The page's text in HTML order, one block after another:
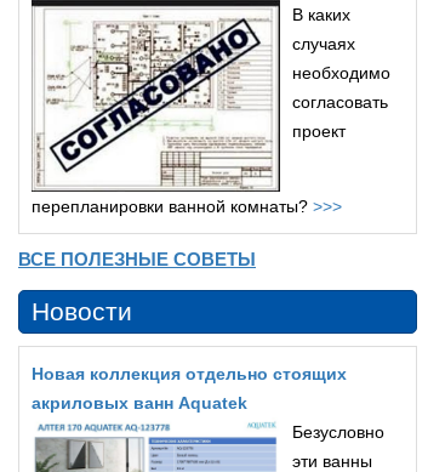
В каких
случаях
необходимо
согласовать
проект
перепланировки ванной комнаты? >>>
ВСЕ ПОЛЕЗНЫЕ СОВЕТЫ
Новости
Новая коллекция отдельно стоящих
акриловых ванн Aquatek
Безусловно
эти ванны